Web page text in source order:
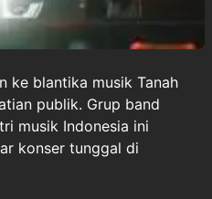
ke blantika musik Tanah
publik. Grup band
musik Indonesia ini
konser tunggal di